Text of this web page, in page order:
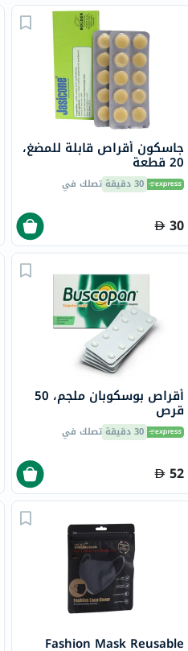
جاسكون أقراص قابلة للمضغ،
20 قطعة
30 دقيقة تصلك في
30
أقراص بوسكوبان ملجم، 50
قرص
30 دقيقة تصلك في
52
Fashion Mask Reusable